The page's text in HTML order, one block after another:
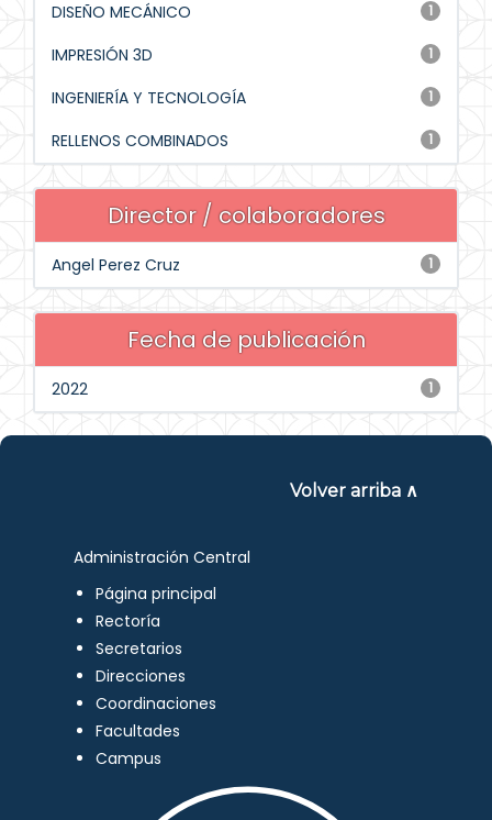
1
DISEÑO MECÁNICO
1
IMPRESIÓN 3D
1
INGENIERÍA Y TECNOLOGÍA
1
RELLENOS COMBINADOS
Director / colaboradores
1
Angel Perez Cruz
Fecha de publicación
1
2022
Volver arriba ∧
Administración Central
Página principal
Rectoría
Secretarios
Direcciones
Coordinaciones
Facultades
Campus